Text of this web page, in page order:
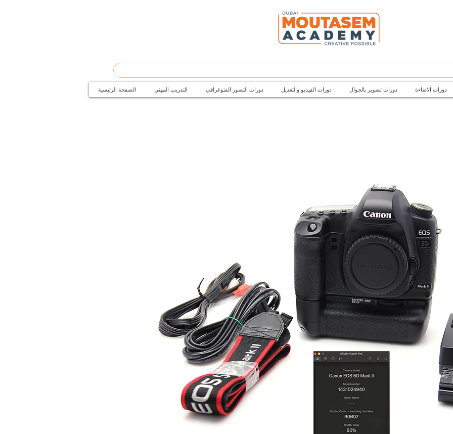
الصفحة الرئيسية التدريب المهني دورات التصور الفتوغرافي دورات الفيديو والتعديل دورات تصوير بالجوال دورات الاضاءة